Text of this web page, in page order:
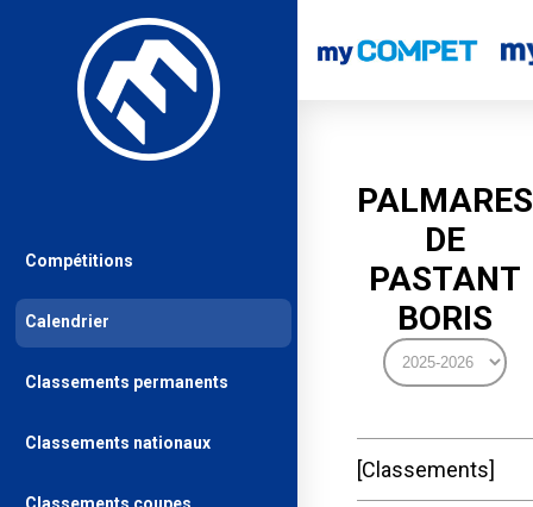
PALMARES
DE
PASTANT
BORIS
Classements
Compétitions
Calendrier
Classements permanents
Classements nationaux